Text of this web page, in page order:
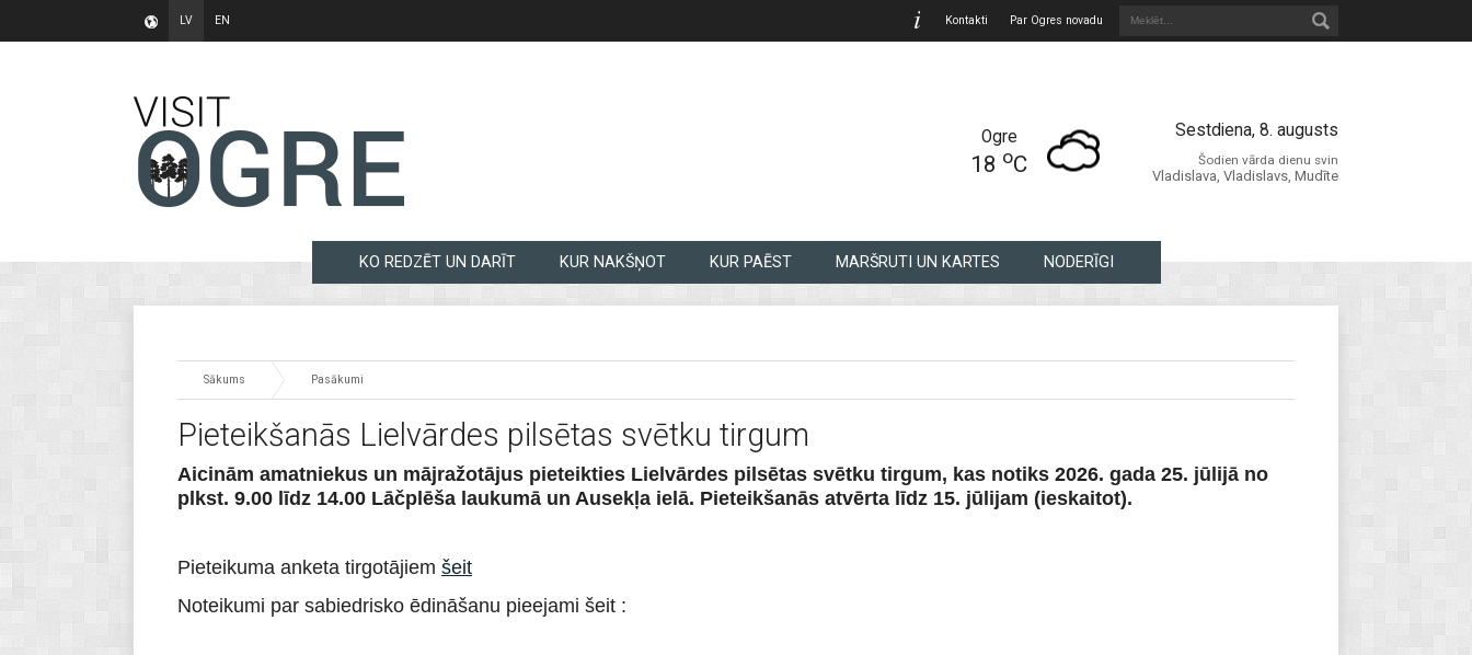
LV EN Kontakti Par Ogres novadu
Ogre
18 oC
Sestdiena, 8. augusts
Šodien vārda dienu svin
Vladislava, Vladislavs, Mudīte
KO REDZĒT UN DARĪT KUR NAKŠŅOT KUR PAĒST MARŠRUTI UN KARTES NODERĪGI
Sākums Pasākumi
Pieteikšanās Lielvārdes pilsētas svētku tirgum
Aicinām amatniekus un mājražotājus pieteikties Lielvārdes pilsētas svētku tirgum, kas notiks 2026. gada 25. jūlijā no
plkst. 9.00 līdz 14.00 Lāčplēša laukumā un Ausekļa ielā. Pieteikšanās atvērta līdz 15. jūlijam (ieskaitot).
Pieteikuma anketa tirgotājiem šeit
Noteikumi par sabiedrisko ēdināšanu pieejami šeit :